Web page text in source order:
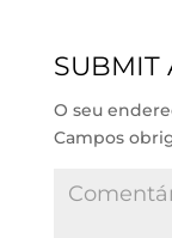
I
p
SUBMIT
O seu
Campos